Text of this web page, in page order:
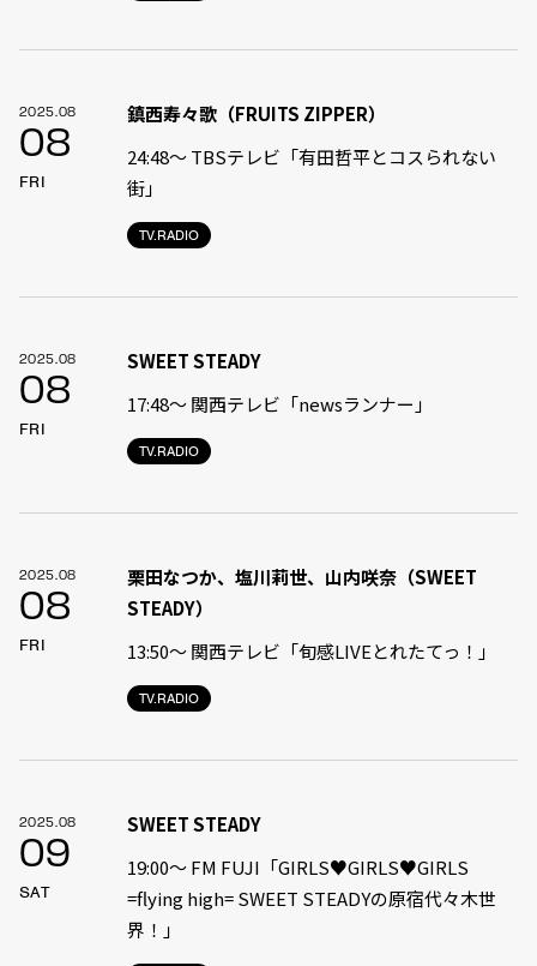
2025.08
08
FRI
TV.RADIO
鎮西寿々歌（FRUITS ZIPPER）
24:48〜 TBSテレビ「有田哲平とコスられない
街」
2025.08
08
FRI
TV.RADIO
SWEET STEADY
17:48〜 関西テレビ「newsランナー」
2025.08
08
FRI
TV.RADIO
栗田なつか、塩川莉世、山内咲奈（SWEET
STEADY）
13:50〜 関西テレビ「旬感LIVEとれたてっ！」
2025.08
09
SAT
SWEET STEADY
19:00〜 FM FUJI「GIRLS♥GIRLS♥GIRLS
=flying high= SWEET STEADYの原宿代々木世
界！」